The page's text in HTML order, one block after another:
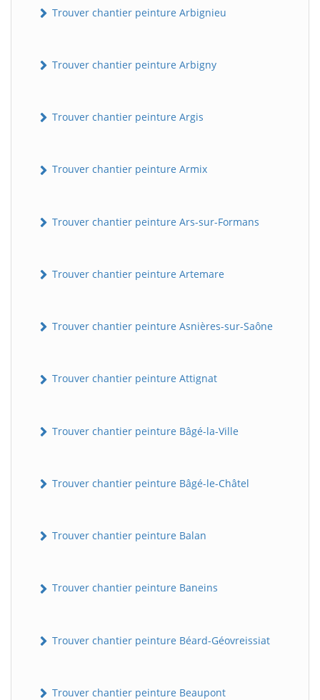
Trouver chantier peinture Arbignieu
Trouver chantier peinture Arbigny
Trouver chantier peinture Argis
Trouver chantier peinture Armix
Trouver chantier peinture Ars-sur-Formans
Trouver chantier peinture Artemare
Trouver chantier peinture Asnières-sur-Saône
Trouver chantier peinture Attignat
Trouver chantier peinture Bâgé-la-Ville
Trouver chantier peinture Bâgé-le-Châtel
Trouver chantier peinture Balan
Trouver chantier peinture Baneins
Trouver chantier peinture Béard-Géovreissiat
Trouver chantier peinture Beaupont